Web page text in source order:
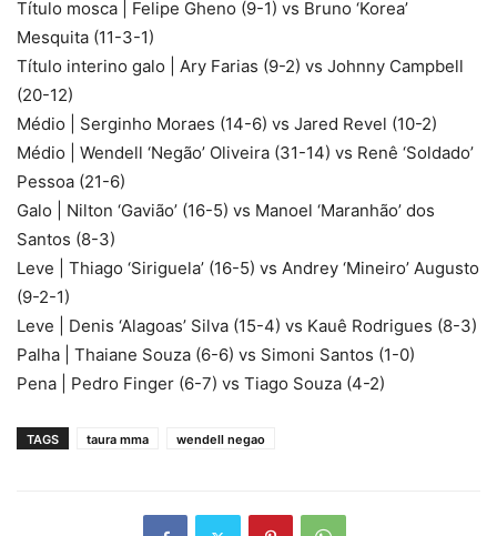
Título mosca | Felipe Gheno (9-1) vs Bruno ‘Korea’
Mesquita (11-3-1)
Título interino galo | Ary Farias (9-2) vs Johnny Campbell
(20-12)
Médio | Serginho Moraes (14-6) vs Jared Revel (10-2)
Médio | Wendell ‘Negão’ Oliveira (31-14) vs Renê ‘Soldado’
Pessoa (21-6)
Galo | Nilton ‘Gavião’ (16-5) vs Manoel ‘Maranhão’ dos
Santos (8-3)
Leve | Thiago ‘Siriguela’ (16-5) vs Andrey ‘Mineiro’ Augusto
(9-2-1)
Leve | Denis ‘Alagoas’ Silva (15-4) vs Kauê Rodrigues (8-3)
Palha | Thaiane Souza (6-6) vs Simoni Santos (1-0)
Pena | Pedro Finger (6-7) vs Tiago Souza (4-2)
TAGS taura mma wendell negao